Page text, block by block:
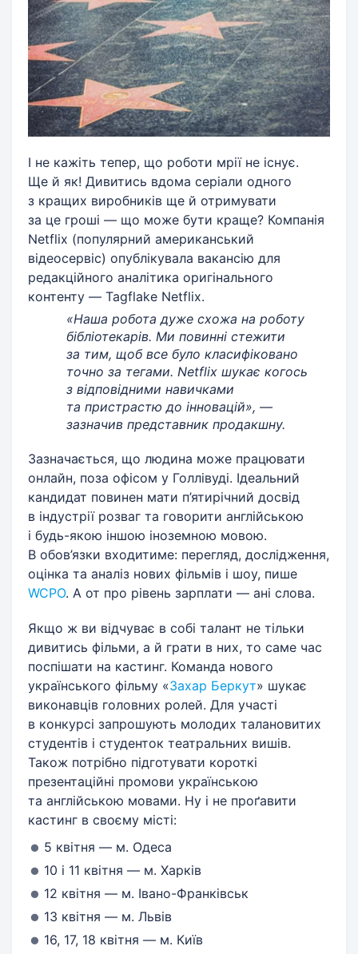
І не кажіть тепер, що роботи мрії не існує.
Ще й як! Дивитись вдома серіали одного
з кращих виробників ще й отримувати
за це гроші — що може бути краще? Компанія
Netflix (популярний американський
відеосервіс) опублікувала вакансію для
редакційного аналітика оригінального
контенту — Tagflake Netflix.
«Наша робота дуже схожа на роботу
бібліотекарів. Ми повинні стежити
за тим, щоб все було класифіковано
точно за тегами. Netflix шукає когось
з відповідними навичками
та пристрастю до інновацій», —
зазначив представник продакшну.
Зазначається, що людина може працювати
онлайн, поза офісом у Голлівуді. Ідеальний
кандидат повинен мати п’ятирічний досвід
в індустрії розваг та говорити англійською
і будь-якою іншою іноземною мовою.
В обов’язки входитиме: перегляд, дослідження,
оцінка та аналіз нових фільмів і шоу, пише
WCPO. А от про рівень зарплати — ані слова.
Якщо ж ви відчуває в собі талант не тільки
дивитись фільми, а й грати в них, то саме час
поспішати на кастинг. Команда нового
українського фільму «Захар Беркут» шукає
виконавців головних ролей. Для участі
в конкурсі запрошують молодих талановитих
студентів і студенток театральних вишів.
Також потрібно підготувати короткі
презентаційні промови українською
та англійською мовами. Ну і не проґавити
кастинг в своєму місті:
5 квітня — м. Одеса
10 і 11 квітня — м. Харків
12 квітня — м. Івано-Франківськ
13 квітня — м. Львів
16, 17, 18 квітня — м. Київ